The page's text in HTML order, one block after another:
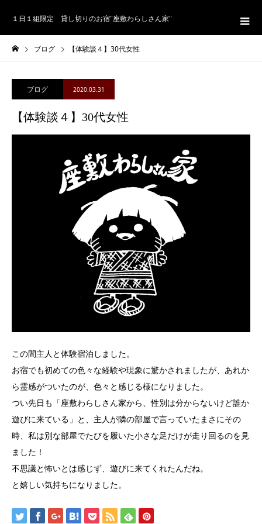
１日１組限定 貸し切りのお宿"座敷わらしさん家"
ブログ 【体験談４】30代女性
ブログ 2020.03.31
【体験談４】30代女性
この間主人と体験宿泊しました。
お宿でも初めての色々な経験や現象に驚かされましたが、あれか
ら霊感がついたのが、色々と感じる様になりました。
つい先日も「座敷わらしさん家から、性別は分からないけど誰か
遊びに来ている」と、主人が隣の部屋で言っていたまさにその
時、私は別な部屋でたびを履いた小さな足だけが走り回るのを見
ました！
不思議と怖いとは感じず、遊びに来てくれたんだね。
と嬉しい気持ちになりました。